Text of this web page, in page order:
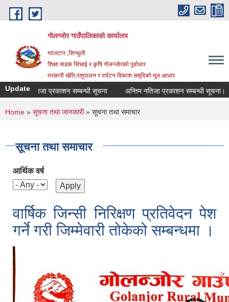
Skip to main content
गोलन्जोर गाउँपालिकाको कार्यालय
ग्वालटार ,सिन्धुली
शिक्षा सडक सिंचाई र कृषि गोलन्जोरको पूर्वाधार
तरकारी खेति,पशुपालन र पर्यटन विकाश समृदिको मूल आधार
Update
नतिजा प्रकाशन सम्बन्धी सूचना अन्तिम नतिजा प्रकाशन सम्बन्धी सूचना।
You are here
Home » सूचना तथा जानकारी» सूचना तथा समाचार
सूचना तथा समाचार
आर्थिक वर्ष
वार्षिक जिन्सी निरिक्षण प्रतिवेदन पेश
गर्ने गरी जिम्मेवारी तोकेको सम्बन्धमा ।